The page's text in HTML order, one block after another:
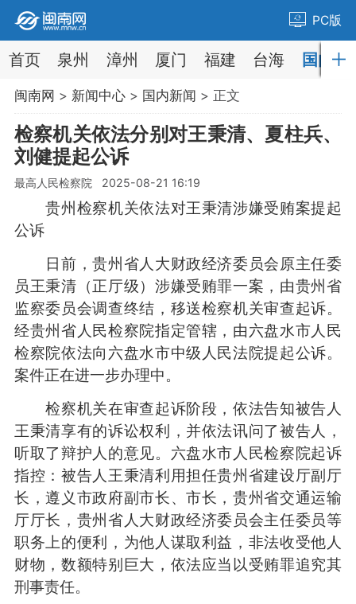
PC版
首页 泉州 漳州 厦门 福建 台海 国内
闽南网 > 新闻中心> 国内新闻 > 正文
检察机关依法分别对王秉清、夏柱兵、
刘健提起公诉
最高人民检察院 2025-08-21 16:19
贵州检察机关依法对王秉清涉嫌受贿案提起
公诉
日前，贵州省人大财政经济委员会原主任委
员王秉清（正厅级）涉嫌受贿罪一案，由贵州省
监察委员会调查终结，移送检察机关审查起诉。
经贵州省人民检察院指定管辖，由六盘水市人民
检察院依法向六盘水市中级人民法院提起公诉。
案件正在进一步办理中。
检察机关在审查起诉阶段，依法告知被告人
王秉清享有的诉讼权利，并依法讯问了被告人，
听取了辩护人的意见。六盘水市人民检察院起诉
指控：被告人王秉清利用担任贵州省建设厅副厅
长，遵义市政府副市长、市长，贵州省交通运输
厅厅长，贵州省人大财政经济委员会主任委员等
职务上的便利，为他人谋取利益，非法收受他人
财物，数额特别巨大，依法应当以受贿罪追究其
刑事责任。